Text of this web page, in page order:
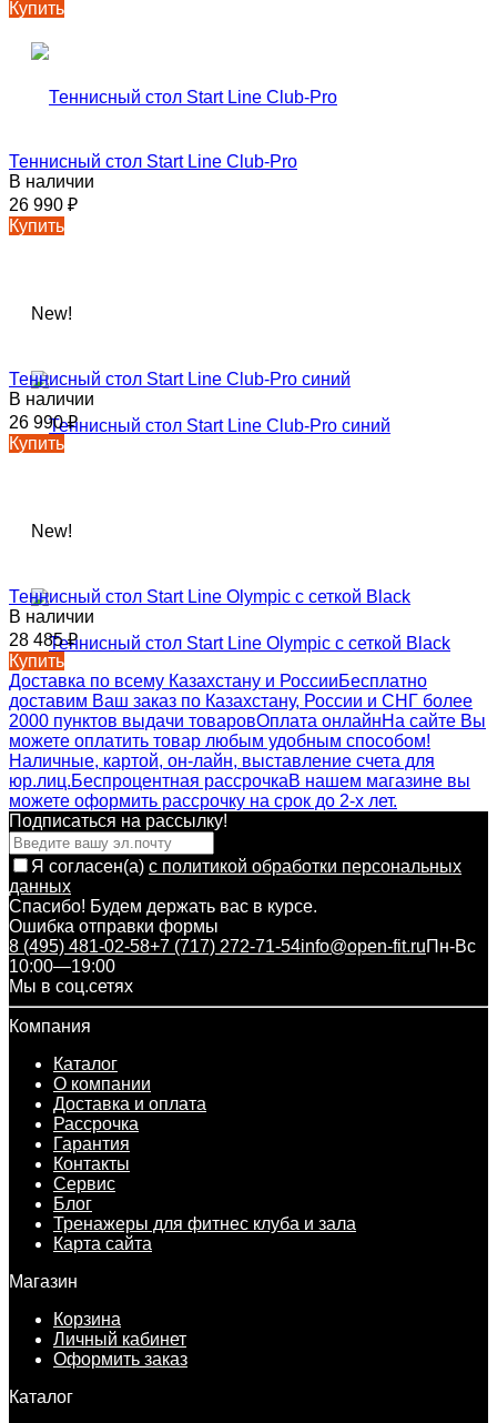
Купить
Теннисный стол Start Line Club-Pro
В наличии
26 990 ₽
Купить
New!
Теннисный стол Start Line Club-Pro синий
В наличии
26 990₽
Купить
New!
Теннисный стол Start Line Olympic с сеткой Black
В наличии
28 485₽
Купить
Доставка по всему Казахстану и РоссииБесплатно
доставим Ваш заказ по Казахстану, России и СНГ более
2000 пунктов выдачи товаровОплата онлайнНа сайте Вы
можете оплатить товар любым удобным способом!
Наличные, картой, он-лайн, выставление счета для
юр.лиц.Беспроцентная рассрочкаВ нашем магазине вы
можете оформить рассрочку на срок до 2-х лет.
Подписаться на рассылкy!
Я согласен(a) с политикой обработки персональных
данных
Спасибо! Будем держать вас в курсе.
Ошибка отправки формы
8 (495) 481-02-58+7 (717) 272-71-54info@open-fit.ruПн-Вс
10:00—19:00
Мы в соц.сетях
Компания
Каталог
О компании
Доставка и оплата
Рассрочка
Гарантия
Контакты
Сервис
Блог
Тренажеры для фитнес клуба и зала
Карта сайта
Магазин
Корзина
Личный кабинет
Оформить заказ
Каталог